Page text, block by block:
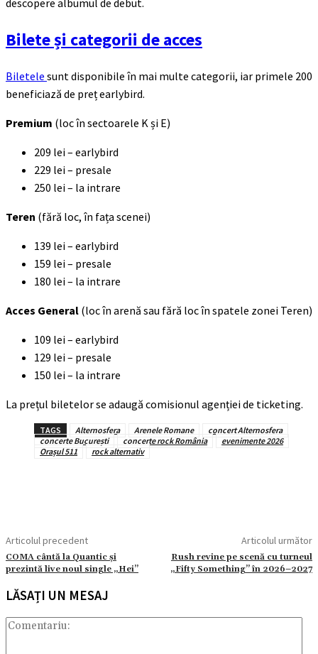
Bilete și categorii de acces
Biletele sunt disponibile în mai multe categorii, iar primele 200
beneficiază de preț earlybird.
Premium (loc în sectoarele K și E)
209 lei – earlybird
229 lei – presale
250 lei – la intrare
Teren (fără loc, în fața scenei)
139 lei – earlybird
159 lei – presale
180 lei – la intrare
Acces General (loc în arenă sau fără loc în spatele zonei Teren)
109 lei – earlybird
129 lei – presale
150 lei – la intrare
La prețul biletelor se adaugă comisionul agenției de ticketing.
TAGS Alternosfera Arenele Romane
concert Alternosfera
concerte București
concerte rock România
evenimente 2026
Orașul 511
rock alternativ
Articolul precedent
COMA cântă la Quantic și
prezintă live noul single „Hei”
Articolul următor
Rush revine pe scenă cu turneul
„Fifty Something” în 2026–2027
LĂSAȚI UN MESAJ